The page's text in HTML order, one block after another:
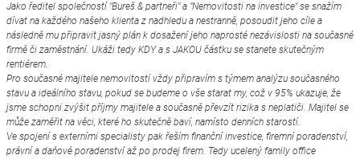
Jako ředitel společností "Bureš & partneři" a "Nemovitosti na investice" se snažím
dívat na každého našeho klienta z nadhledu a nestranně, posoudit jeho cíle a
následně mu připravit jasný plán k dosažení jeho naprosté nezávislosti na současné
firmě či zaměstnání. Ukáži tedy KDY a s JAKOU částku se stanete skutečným
rentiérem.
Pro současné majitele nemovitostí vždy připravím s týmem analýzu současného
stavu a ideálního stavu, pokud se budeme o vše starat my, což v 95% ukazuje, že
jsme schopni zvýšit příjmy majitele a současně převzít rizika s neplatiči. Majitel se
může zaměřit na věci, které ho skutečně baví, namísto denních starostí.
Ve spojení s externími specialisty pak řeším finanční investice, firemní poradenství,
právní a daňové poradenství až po prodej firem. Tedy ucelený family office